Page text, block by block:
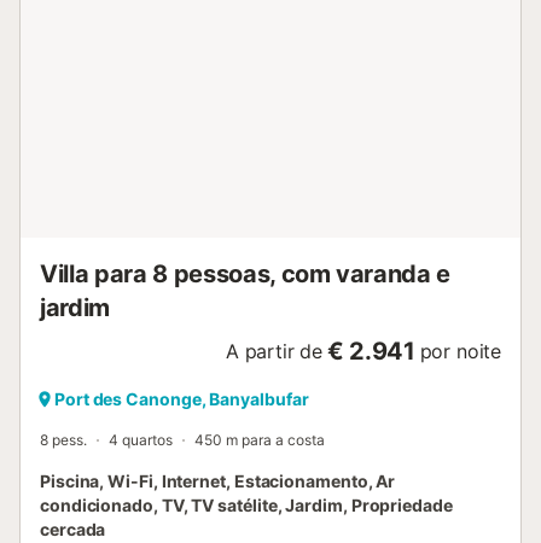
Villa para 8 pessoas, com varanda e
jardim
A partir de € 2.941 por noite
Port des Canonge, Banyalbufar
8 pess. 4 quartos 450 m para a costa
Piscina, Wi-Fi, Internet, Estacionamento, Ar
condicionado, TV, TV satélite, Jardim, Propriedade
cercada